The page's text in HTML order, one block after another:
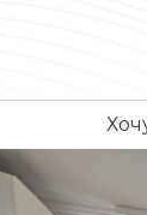
готова к